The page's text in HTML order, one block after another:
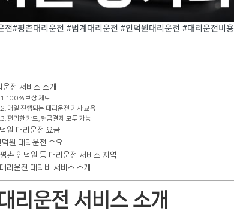
전#평촌대리운전 #범계대리운전 #인덕원대리운전 #대리운전비용
운전 서비스 소개
100% 보상 제도
매일 진행되는 대리운전 기사 교육
편리한 카드, 현금결제 모두 가능
원 대리운전 요금
원 대리운전 수요
촌 인덕원 등 대리운전 서비스 지역
리운전 대리비 서비스 소개
리운전 서비스 소개